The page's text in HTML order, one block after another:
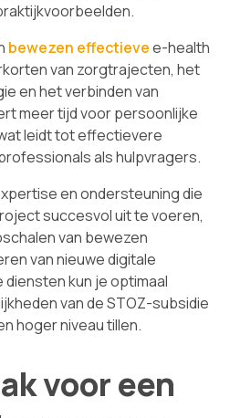
bewezen effectievee-health
van zorgtrajecten, het
en het verbinden van
meer tijd voor persoonlijke
leidt tot effectievere
als hulpvragers.
en ondersteuning die
succesvol uit te voeren,
van bewezen
van nieuwe digitale
kun je optimaal
van de STOZ-subsidie
hoger niveau tillen.
voor een